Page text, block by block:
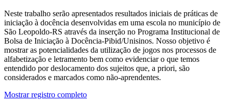
Neste trabalho serão apresentados resultados iniciais de práticas de
iniciação à docência desenvolvidas em uma escola no município de
São Leopoldo-RS através da inserção no Programa Institucional de
Bolsa de Iniciação à Docência-Pibid/Unisinos. Nosso objetivo é
mostrar as potencialidades da utilização de jogos nos processos de
alfabetização e letramento bem como evidenciar o que temos
entendido por deslocamento dos sujeitos que, a priori, são
considerados e marcados como não-aprendentes.
Mostrar registro completo